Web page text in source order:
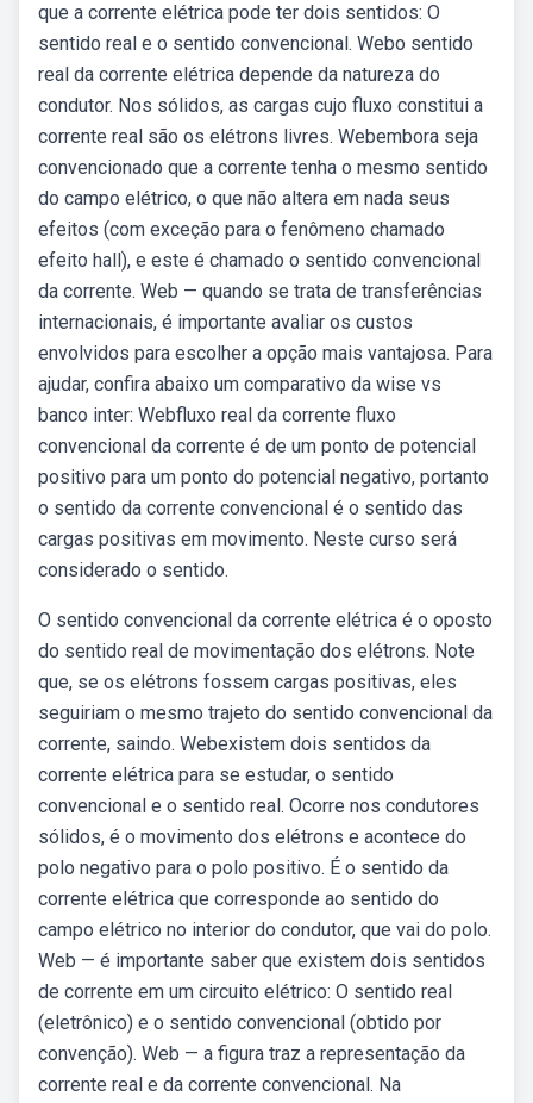
que a corrente elétrica pode ter dois sentidos: O
sentido real e o sentido convencional. Webo sentido
real da corrente elétrica depende da natureza do
condutor. Nos sólidos, as cargas cujo fluxo constitui a
corrente real são os elétrons livres. Webembora seja
convencionado que a corrente tenha o mesmo sentido
do campo elétrico, o que não altera em nada seus
efeitos (com exceção para o fenômeno chamado
efeito hall), e este é chamado o sentido convencional
da corrente. Web — quando se trata de transferências
internacionais, é importante avaliar os custos
envolvidos para escolher a opção mais vantajosa. Para
ajudar, confira abaixo um comparativo da wise vs
banco inter: Webfluxo real da corrente fluxo
convencional da corrente é de um ponto de potencial
positivo para um ponto do potencial negativo, portanto
o sentido da corrente convencional é o sentido das
cargas positivas em movimento. Neste curso será
considerado o sentido.
O sentido convencional da corrente elétrica é o oposto
do sentido real de movimentação dos elétrons. Note
que, se os elétrons fossem cargas positivas, eles
seguiriam o mesmo trajeto do sentido convencional da
corrente, saindo. Webexistem dois sentidos da
corrente elétrica para se estudar, o sentido
convencional e o sentido real. Ocorre nos condutores
sólidos, é o movimento dos elétrons e acontece do
polo negativo para o polo positivo. É o sentido da
corrente elétrica que corresponde ao sentido do
campo elétrico no interior do condutor, que vai do polo.
Web — é importante saber que existem dois sentidos
de corrente em um circuito elétrico: O sentido real
(eletrônico) e o sentido convencional (obtido por
convenção). Web — a figura traz a representação da
corrente real e da corrente convencional. Na